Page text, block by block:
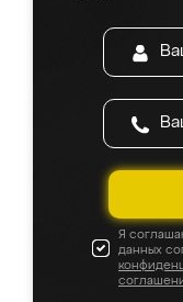
Я
данных